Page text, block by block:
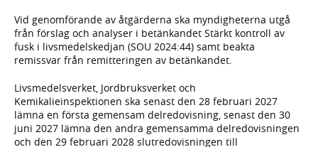
Vid genomförande av åtgärderna ska myndigheterna utgå
från förslag och analyser i betänkandet Stärkt kontroll av
fusk i livsmedelskedjan (SOU 2024:44) samt beakta
remissvar från remitteringen av betänkandet.
Livsmedelsverket, Jordbruksverket och
Kemikalieinspektionen ska senast den 28 februari 2027
lämna en första gemensam delredovisning, senast den 30
juni 2027 lämna den andra gemensamma delredovisningen
och den 29 februari 2028 slutredovisningen till